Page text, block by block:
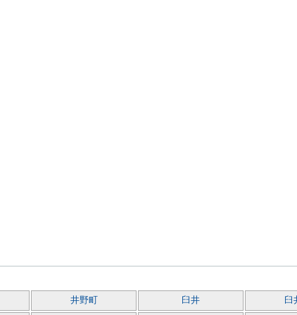
井野町 臼井 臼